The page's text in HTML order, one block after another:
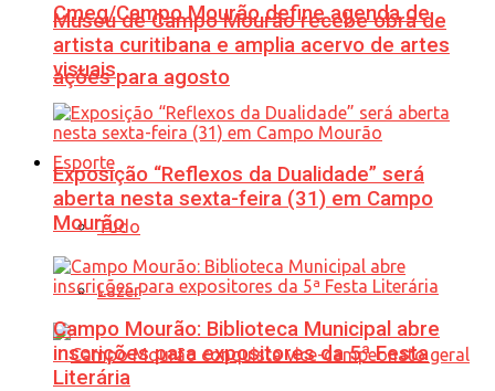
Cmeg/Campo Mourão define agenda de
ações para agosto
Esporte
Tudo
Lazer
Museu de Campo Mourão recebe obra de
artista curitibana e amplia acervo de artes
visuais
Exposição “Reflexos da Dualidade” será
aberta nesta sexta-feira (31) em Campo
Mourão
Campo Mourão: Biblioteca Municipal abre
inscrições para expositores da 5ª Festa
Literária